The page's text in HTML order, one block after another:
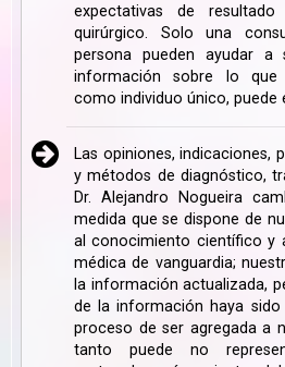
expectativas de
quirúrgico. Solo una
persona pueden ayudar a
información sobre lo que
como individuo único, puede
Las opiniones, indicaciones,
y métodos de diagnóstico,
Dr. Alejandro Nogueira
medida que se dispone de
al conocimiento científico y
médica de vanguardia;
la información actualizada,
de la información haya
proceso de ser agregada a
tanto puede no